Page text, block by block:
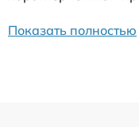
Показать полностью